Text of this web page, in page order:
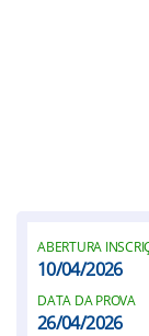
ABERTURA
10/04/2026
DATA DA PROVA
26/04/2026